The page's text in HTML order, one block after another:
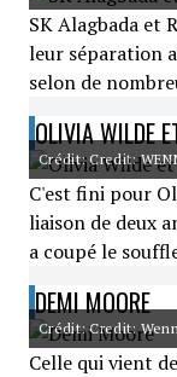
SK Alagbada et
leur séparation
selon de
OLIVIA WILDE
Crédit: Credit:
C'est fini pour
liaison de deux
a coupé le
DEMI MOORE
Crédit: Credit:
Celle qui vient